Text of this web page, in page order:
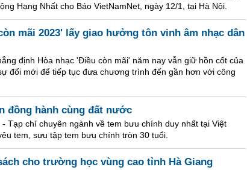
Hạng Nhất cho Báo VietNamNet, ngày 12/1, tại Hà Nội.
mãi 2023' lấy giao hưởng tôn vinh âm nhạc dân
định Hòa nhạc 'Điều còn mãi' năm nay vẫn giữ hồn cốt của
đổi mới để tiếp tục đưa chương trình đến gần hơn với công
đồng hành cùng đất nước
Tạp chí chuyên ngành về tem bưu chính duy nhất tại Việt
tem, sưu tập tem bưu chính tròn 30 tuổi.
cho trường học vùng cao tỉnh Hà Giang